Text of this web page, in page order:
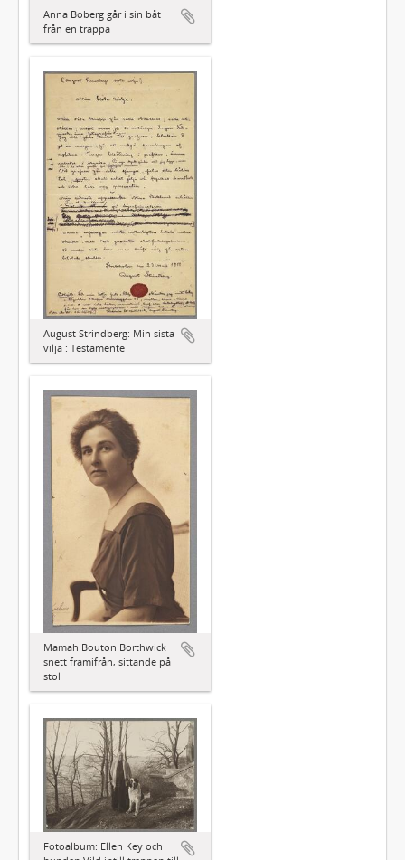
Anna Boberg går i sin båt
från en trappa
August Strindberg: Min sista
vilja : Testamente
Mamah Bouton Borthwick
snett framifrån, sittande på
stol
Fotoalbum: Ellen Key och